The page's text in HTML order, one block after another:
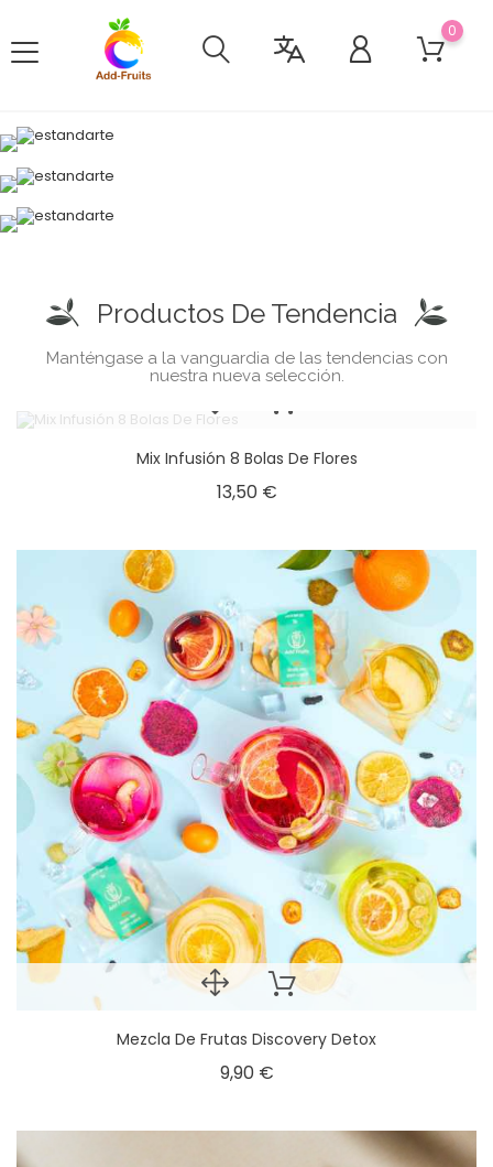
0
Productos De Tendencia
Manténgase a la vanguardia de las tendencias con
nuestra nueva selección.
Mix Infusión 8 Bolas De Flores
13,50 €
Mezcla De Frutas Discovery Detox
9,90 €